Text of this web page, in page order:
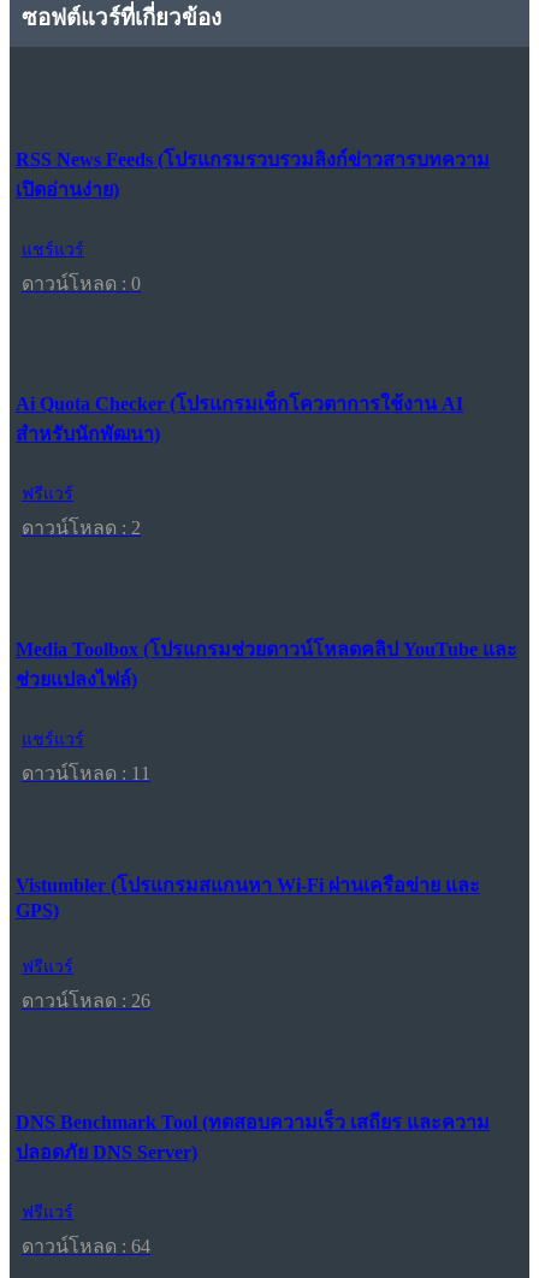
ซอฟต์แวร์ที่เกี่ยวข้อง
RSS News Feeds (โปรแกรมรวบรวมลิงก์ข่าวสารบทความ
เปิดอ่านง่าย)
แชร์แวร์
ดาวน์โหลด : 0
Ai Quota Checker (โปรแกรมเช็กโควตาการใช้งาน AI
สำหรับนักพัฒนา)
ฟรีแวร์
ดาวน์โหลด : 2
Media Toolbox (โปรแกรมช่วยดาวน์โหลดคลิป YouTube และ
ช่วยแปลงไฟล์)
แชร์แวร์
ดาวน์โหลด : 11
Vistumbler (โปรแกรมสแกนหา Wi-Fi ผ่านเครือข่าย และ
GPS)
ฟรีแวร์
ดาวน์โหลด : 26
DNS Benchmark Tool (ทดสอบความเร็ว เสถียร และความ
ปลอดภัย DNS Server)
ฟรีแวร์
ดาวน์โหลด : 64